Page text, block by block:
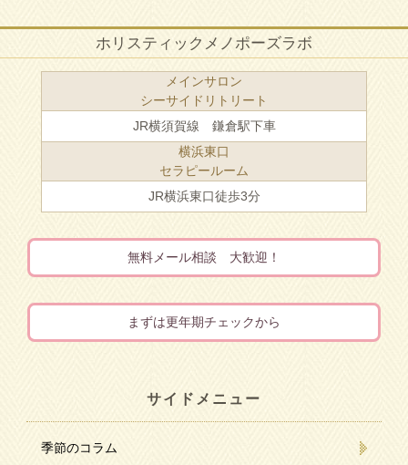
ホリスティックメノポーズラボ
メインサロン
シーサイドリトリート
JR横須賀線 鎌倉駅下車
横浜東口
セラピールーム
JR横浜東口徒歩3分
無料メール相談 大歓迎！
まずは更年期チェックから
サイドメニュー
季節のコラム